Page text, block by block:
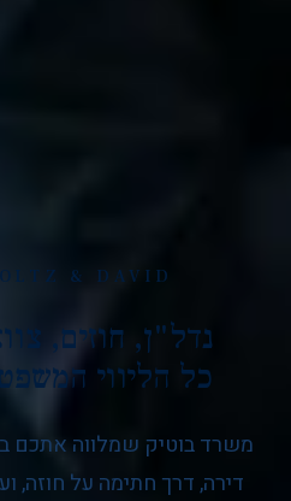
& DAVID
נדל"ן, חוזים,
כל הליווי
משרד בוטיק שמלווה אתכם
דירה, דרך חתימה על חוזה,